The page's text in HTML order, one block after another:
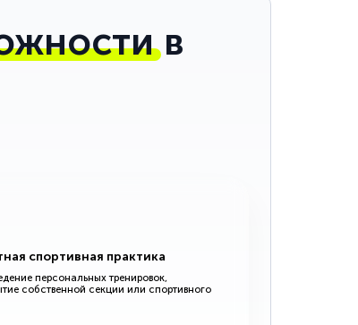
в
спортивная практика
персональных тренировок,
собственной секции или спортивного